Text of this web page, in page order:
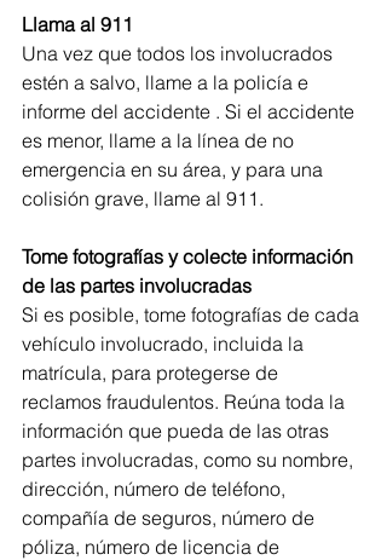
Llama al 911
Una vez que todos los involucrados
estén a salvo, llame a la policía e
informe del accidente . Si el accidente
es menor, llame a la línea de no
emergencia en su área, y para una
colisión grave, llame al 911.
Tome fotografías y colecte información
de las partes involucradas
Si es posible, tome fotografías de cada
vehículo involucrado, incluida la
matrícula, para protegerse de
reclamos fraudulentos. Reúna toda la
información que pueda de las otras
partes involucradas, como su nombre,
dirección, número de teléfono,
compañía de seguros, número de
póliza, número de licencia de